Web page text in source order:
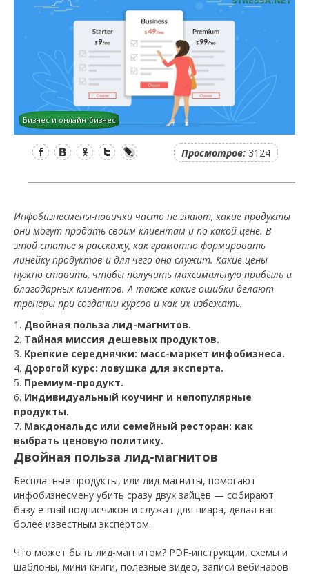
Бизнес и онлайн-бизнес
Просмотров:3124
Инфобизнесмены-новички часто не знают, какие продукты
они могут продать своим клиентам и по какой цене. В
этой статье я расскажу, как грамотно формировать
линейку продуктов и для чего она служит. Какие цены
нужно ставить, чтобы получить максимальную прибыль и
благодарных клиентов. А также какие ошибки делают
тренеры при создании курсов и как их избежать.
Двойная польза лид-магнитов.
Тайная миссия дешевых продуктов.
Крепкие середнячки: масс-маркет инфобизнеса.
Дорогой курс: ловушка для эксперта.
Премиум-продукт.
Индивидуальный коучинг и непопулярные
продукты.
Макдональдс или семейный ресторан: как
выбрать ценовую политику.
Двойная польза лид-магнитов
Бесплатные продукты, или лид-магниты, помогают
инфобизнесмену убить сразу двух зайцев — собирают
базу e-mail подписчиков и служат для пиара, делая вас
более известным экспертом.
Что может быть лид-магнитом? PDF-инструкции, схемы и
шаблоны, мини-книги, полезные видео, записи вебинаров